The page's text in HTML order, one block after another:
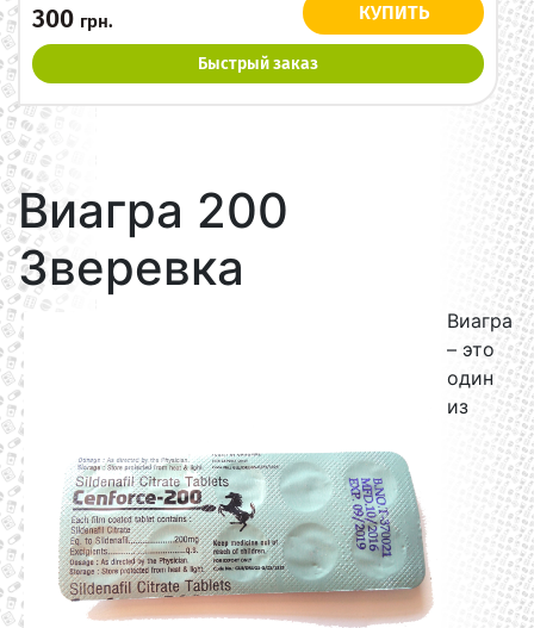
300 грн. КУПИТЬ
Быстрый заказ
Виагра 200
Зверевка
Виагра
– это
один
из